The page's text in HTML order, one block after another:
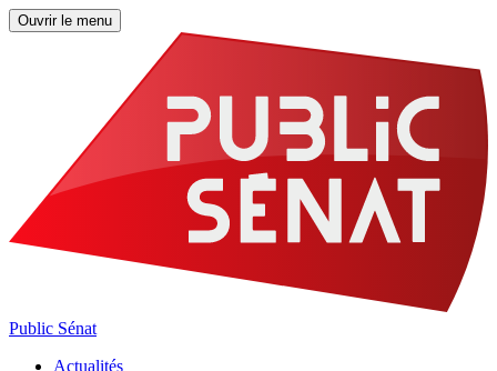
Ouvrir le menu
Public Sénat
Actualités